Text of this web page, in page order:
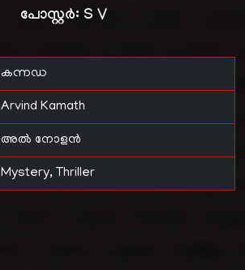
പോസ്റ്റർ: S V
കന്നഡ
Arvind Kamath
അൽ നോളൻ
Mystery, Thriller